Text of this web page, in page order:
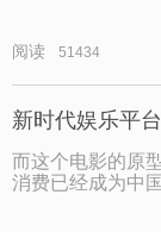
阅读 51434
新时代娱乐平
而这个电影的原
消费已经成为中